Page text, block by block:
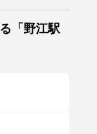
「野江駅